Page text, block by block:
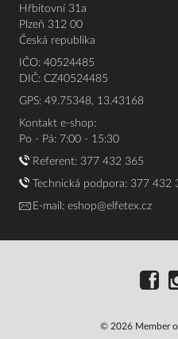
Hřbitovní 31a
Plzeň 312 00
Česká republika
IČO: 40524485
DIČ: CZ40524485
GPS: 49.75348, 13.43168
Kontakt e-shop:
Po - Pá: 7:00 - 15:30
Referent: 377 432 365
Technická podpora: 377 432
E-mail: eshop@elfetex.cz
© 2026 Member